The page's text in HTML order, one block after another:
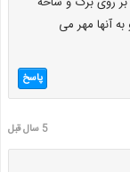
آنها مهر می
پاسخ
5 سال قبل